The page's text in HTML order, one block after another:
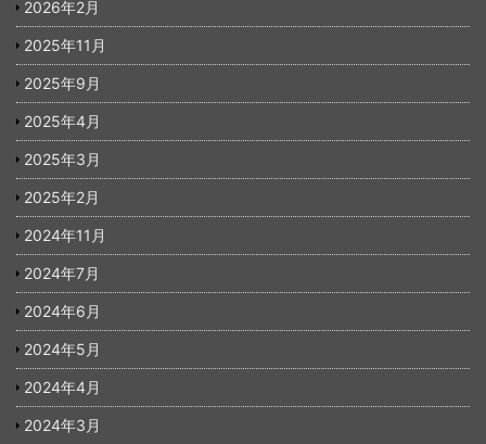
2026年2月
2025年11月
2025年9月
2025年4月
2025年3月
2025年2月
2024年11月
2024年7月
2024年6月
2024年5月
2024年4月
2024年3月